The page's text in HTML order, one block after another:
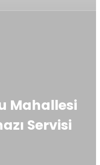
Mahallesi
Servisi